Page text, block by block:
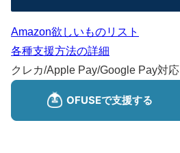
Amazon欲しいものリスト
各種支援方法の詳細
クレカ/Apple Pay/Google Pay対応